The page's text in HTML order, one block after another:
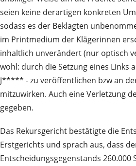
seien keine derartigen konkreten
sodass es der Beklagten
im Printmedium der Klägerinnen
inhaltlich unverändert (nur optisch
wohl: durch die Setzung eines Links
J***** - zu veröffentlichen bzw an
mitzuwirken. Auch eine Verletzung
gegeben.
Das Rekursgericht bestätigte die
Erstgerichts und sprach aus, dass
Entscheidungsgegenstands 260.000